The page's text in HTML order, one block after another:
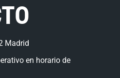
Madrid
en horario de